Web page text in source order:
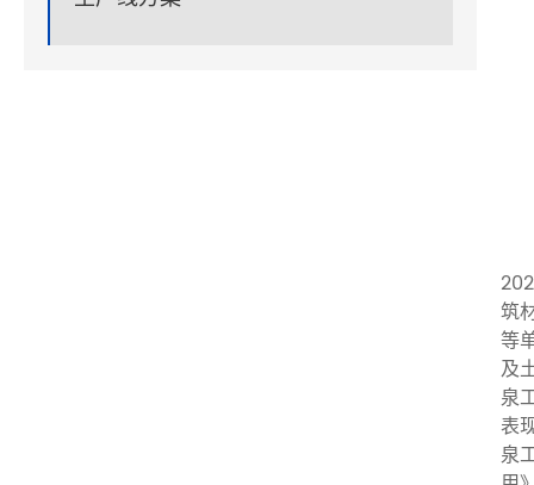
筑
等
及
泉
表
泉